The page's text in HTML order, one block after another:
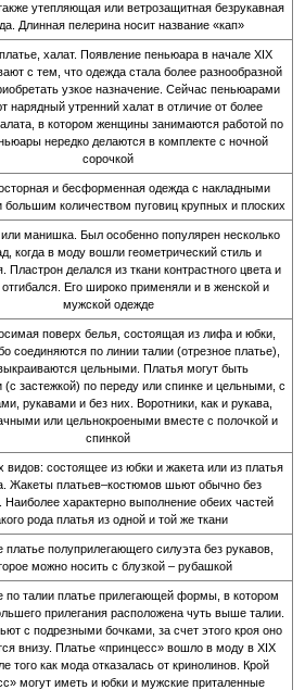
утепляющая или ветрозащитная безрукавная
Длинная пелерина носит название «кап»
халат. Появление пеньюара в начале XIX
с тем, что одежда стала более разнообразной
узкое назначение. Сейчас пеньюарами
нарядный утренний халат в отличие от более
в котором женщины занимаются работой по
нередко делаются в комплекте с ночной
сорочкой
и бесформенная одежда с накладными
количеством пуговиц крупных и плоских
или манишка. Был особенно популярен несколько
когда в моду вошли геометрический стиль и
Пластрон делался из ткани контрастного цвета и
Его широко применяли и в женской и
мужской одежде
поверх белья, состоящая из лифа и юбки,
соединяются по линии талии (отрезное платье),
цельными. Платья могут быть
застежкой) по переду или спинке и цельными, с
рукавами и без них. Воротники, как и рукава,
или цельнокроеными вместе с полочкой и
спинкой
видов: состоящее из юбки и жакета или из платья
Жакеты платьев–костюмов шьют обычно без
Наиболее характерно выполнение обеих частей
рода платья из одной и той же ткани
платье полуприлегающего силуэта без рукавов,
можно носить с блузкой – рубашкой
по талии платье прилегающей формы, в котором
прилегания расположена чуть выше талии.
с подрезными бочками, за счет этого кроя оно
внизу. Платье «принцесс» вошло в моду в XIX
того как мода отказалась от кринолинов. Крой
могут иметь и юбки и мужские приталенные